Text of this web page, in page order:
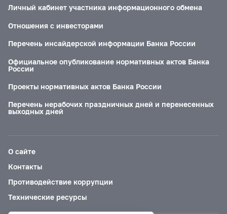
Личный кабинет участника информационного обмена
Отношения с инвесторами
Перечень инсайдерской информации Банка России
Официальное опубликование нормативных актов Банка
России
Проекты нормативных актов Банка России
Перечень нерабочих праздничных дней и перенесенных
выходных дней
О сайте
Контакты
Противодействие коррупции
Технические ресурсы